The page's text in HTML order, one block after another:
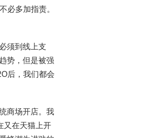
必多加指责。
须到线上支
势，但是被强
后，我们都会
商场开店。我
又在天猫上开